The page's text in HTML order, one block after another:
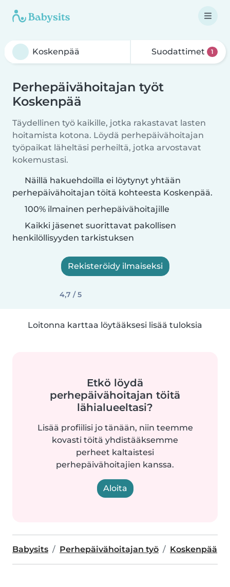
Suodattimet 1
Perhepäivähoitajan työt
Koskenpää
Täydellinen työ kaikille, jotka rakastavat lasten
hoitamista kotona. Löydä perhepäivähoitajan
työpaikat läheltäsi perheiltä, jotka arvostavat
kokemustasi.
Näillä hakuehdoilla ei löytynyt yhtään
perhepäivähoitajan töitä kohteesta Koskenpää.
100% ilmainen perhepäivähoitajille
Kaikki jäsenet suorittavat pakollisen
henkilöllisyyden tarkistuksen
Rekisteröidy ilmaiseksi
4,7 / 5
Loitonna karttaa löytääksesi lisää tuloksia
Etkö löydä
perhepäivähoitajan töitä
lähialueeltasi?
Lisää profiilisi jo tänään, niin teemme
kovasti töitä yhdistääksemme
perheet kaltaistesi
perhepäivähoitajien kanssa.
Aloita
Babysits Perhepäivähoitajan työ Koskenpää